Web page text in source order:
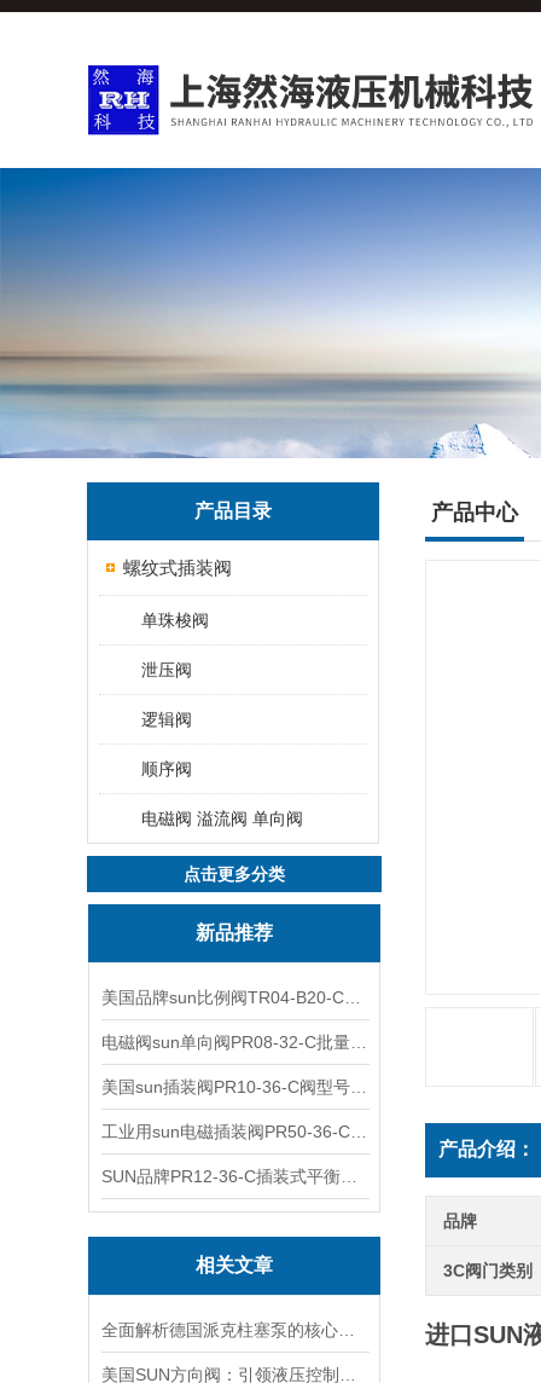
产品目录
螺纹式插装阀
单珠梭阀
泄压阀
逻辑阀
顺序阀
电磁阀 溢流阀 单向阀
点击更多分类
新品推荐
相关文章
产品中心
产品介绍：
品牌
3C阀门类别
进口SUN